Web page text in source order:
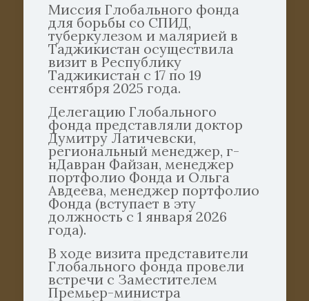
Миссия Глобального фонда
для борьбы со СПИД,
туберкулезом и малярией в
Таджикистан осуществила
визит в Республику
Таджикистан с 17 по 19
сентября 2025 года.
Делегацию Глобального
фонда представляли доктор
Думитру Латичевски,
региональный менеджер, г-
нДавран Файзан, менеджер
портфолио Фонда и Ольга
Авдеева, менеджер портфолио
Фонда (вступает в эту
должность с 1 января 2026
года).
В ходе визита представители
Глобального фонда провели
встречи с Заместителем
Премьер-министра